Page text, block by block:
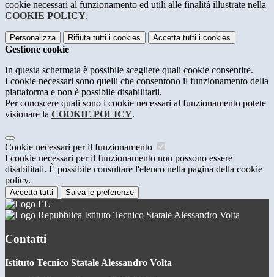
cookie necessari al funzionamento ed utili alle finalità illustrate nella
COOKIE POLICY.
Personalizza Rifiuta tutti i cookies Accetta tutti i cookies
Gestione cookie
In questa schermata è possibile scegliere quali cookie consentire.
I cookie necessari sono quelli che consentono il funzionamento della
piattaforma e non è possibile disabilitarli.
Per conoscere quali sono i cookie necessari al funzionamento potete
visionare la COOKIE POLICY.
Cookie necessari per il funzionamento
I cookie necessari per il funzionamento non possono essere
disabilitati. È possibile consultare l'elenco nella pagina della cookie
policy.
Accetta tutti Salva le preferenze
Istituto Tecnico Statale Alessandro Volta
Contatti
Istituto Tecnico Statale Alessandro Volta